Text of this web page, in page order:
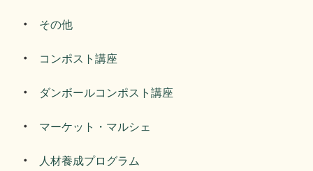
その他
コンポスト講座
ダンボールコンポスト講座
マーケット・マルシェ
人材養成プログラム